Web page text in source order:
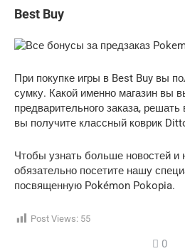
Best Buy
При покупке игры в Best Buy вы
сумку. Какой именно магазин вы
предварительного заказа,
вы получите классный коврик
Чтобы узнать больше новостей и
обязательно посетите нашу
посвященную Pokémon Pokopia.
Post Views: 55
0